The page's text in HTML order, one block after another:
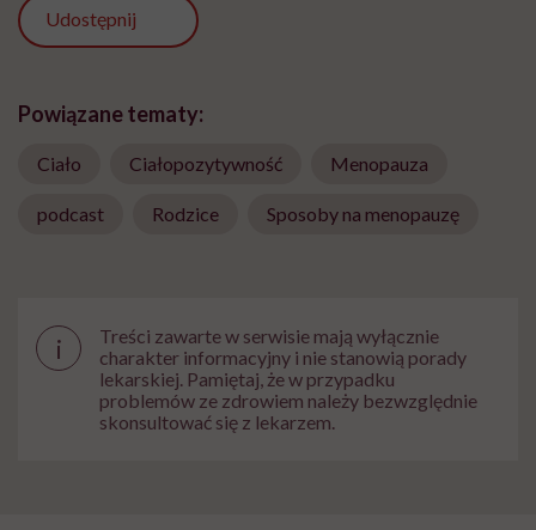
Udostępnij
Powiązane tematy:
Ciało Ciałopozytywność Menopauza
podcast Rodzice Sposoby na menopauzę
i
Treści zawarte w serwisie mają wyłącznie
charakter informacyjny i nie stanowią porady
lekarskiej. Pamiętaj, że w przypadku
problemów ze zdrowiem należy bezwzględnie
skonsultować się z lekarzem.